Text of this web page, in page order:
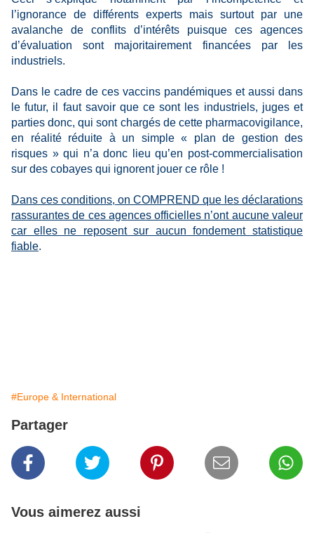
l’ignorance de différents experts mais surtout par une
avalanche de conflits d’intérêts puisque ces agences
d’évaluation sont majoritairement financées par les
industriels.
Dans le cadre de ces vaccins pandémiques et aussi dans
le futur, il faut savoir que ce sont les industriels, juges et
parties donc, qui sont chargés de cette pharmacovigilance,
en réalité réduite à un simple « plan de gestion des
risques » qui n’a donc lieu qu’en post-commercialisation
sur des cobayes qui ignorent jouer ce rôle !
Dans ces conditions, on COMPREND que les déclarations
rassurantes de ces agences officielles n’ont aucune valeur
car elles ne reposent sur aucun fondement statistique
fiable.
#Europe & International
Partager
Vous aimerez aussi